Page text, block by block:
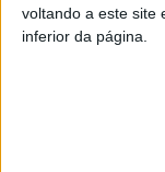
voltando a este site
inferior da página.
necessidade de